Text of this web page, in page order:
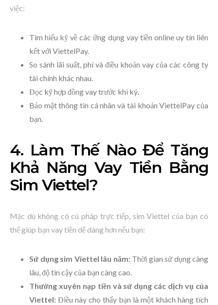
việc:
Tìm hiểu kỹ về các ứng dụng vay tiền online uy tín liên
kết với ViettelPay.
So sánh lãi suất, phí và điều khoản vay của các công ty
tài chính khác nhau.
Đọc kỹ hợp đồng vay trước khi ký.
Bảo mật thông tin cá nhân và tài khoản ViettelPay của
bạn.
4. Làm Thế Nào Để Tăng
Khả Năng Vay Tiền Bằng
Sim Viettel?
Mặc dù không có cú pháp trực tiếp, sim Viettel của bạn có
thể giúp bạn vay tiền dễ dàng hơn nếu bạn:
Sử dụng sim Viettel lâu năm:Thời gian sử dụng càng
lâu, độ tin cậy của bạn càng cao.
Thường xuyên nạp tiền và sử dụng các dịch vụ của
Viettel: Điều này cho thấy bạn là một khách hàng tích